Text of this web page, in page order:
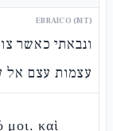
EBRAICO (MT)
ונבאתי כאשר
עצמות עצם אל
μοι. καὶ